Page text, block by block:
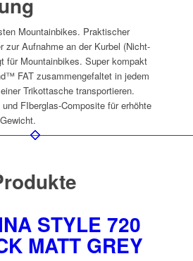
Mountainbikes. Praktischer
zur Aufnahme an der Kurbel (Nicht-
für Mountainbikes. Super kompakt
FAT zusammengefaltet in jedem
Trikottasche transportieren.
FIberglas-Composite für erhöhte
STYLE 720
MATT GREY